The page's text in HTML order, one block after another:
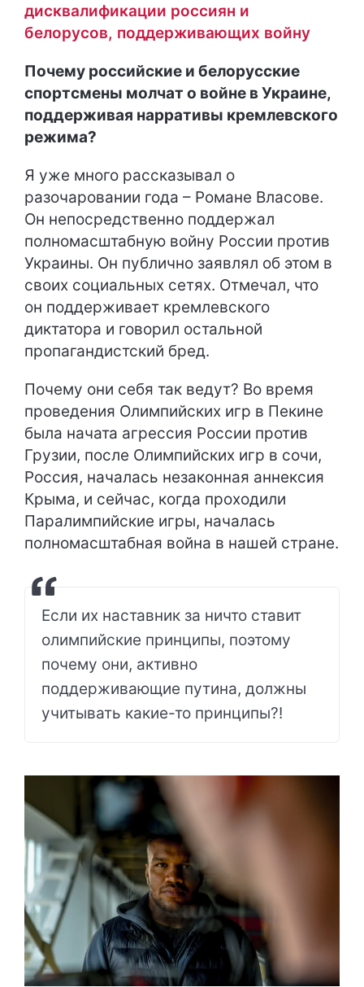
дисквалификации россиян и
белорусов, поддерживающих войну
Почему российские и белорусские
спортсмены молчат о войне в Украине,
поддерживая нарративы кремлевского
режима?
Я уже много рассказывал о
разочаровании года – Романе Власове.
Он непосредственно поддержал
полномасштабную войну России против
Украины. Он публично заявлял об этом в
своих социальных сетях. Отмечал, что
он поддерживает кремлевского
диктатора и говорил остальной
пропагандистский бред.
Почему они себя так ведут? Во время
проведения Олимпийских игр в Пекине
была начата агрессия России против
Грузии, после Олимпийских игр в сочи,
Россия, началась незаконная аннексия
Крыма, и сейчас, когда проходили
Паралимпийские игры, началась
полномасштабная война в нашей стране.
Если их наставник за ничто ставит
олимпийские принципы, поэтому
почему они, активно
поддерживающие путина, должны
учитывать какие-то принципы?!